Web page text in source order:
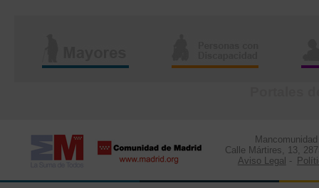
Calle Mártires, 13,
Aviso Legal -